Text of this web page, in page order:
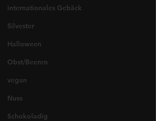
internationales Gebäck
Silvester
Halloween
Obst/Beeren
vegan
Nuss
Schokoladig